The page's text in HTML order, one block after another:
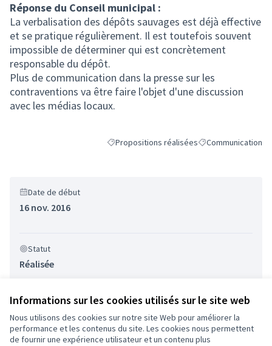
Informations sur les cookies utilisés sur le site web
Nous utilisons des cookies sur notre site Web pour améliorer la
performance et les contenus du site. Les cookies nous permettent
de fournir une expérience utilisateur et un contenu plus
Réponse du Conseil municipal :
La verbalisation des dépôts sauvages est déjà effective
et se pratique régulièrement. Il est toutefois souvent
impossible de déterminer qui est concrètement
responsable du dépôt.
Plus de communication dans la presse sur les
contraventions va être faire l'objet d'une discussion
avec les médias locaux.
Filtrer les résultats de la catégorie :
Propositions réaliséesFiltrer les résultats
Communication
Date de début
16 nov. 2016
Statut
Réalisée
Conditions d'utilisation